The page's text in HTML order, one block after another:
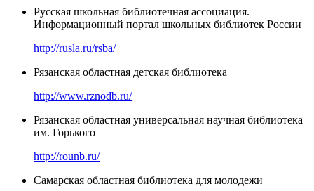
Русская школьная библиотечная ассоциация.
Информационный портал школьных библиотек России
http://rusla.ru/rsba/
Рязанская областная детская библиотека
http://www.rznodb.ru/
Рязанская областная универсальная научная библиотека
им. Горького
http://rounb.ru/
Самарская областная библиотека для молодежи